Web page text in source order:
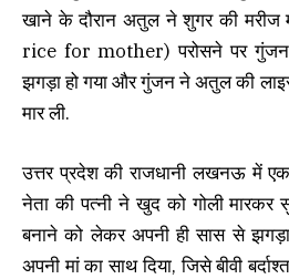
खाने के दौरान अतुल ने शुगर की
rice for mother) परोसने पर गुंजन
झगड़ा हो गया और गुंजन ने अतुल की
मार ली.
उत्तर प्रदेश की राजधानी लखनऊ में एक
नेता की पत्नी ने खुद को गोली मारकर
बनाने को लेकर अपनी ही सास से
अपनी मां का साथ दिया, जिसे बीवी